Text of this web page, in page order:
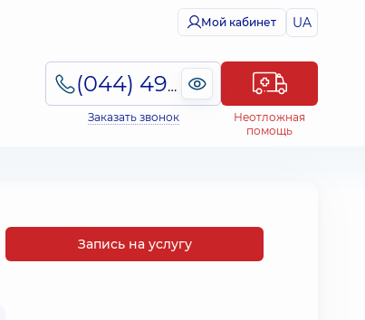
Мой кабинет UA
(044) 495-2-888
Заказать звонок
Неотложная
помощь
Запись на услугу